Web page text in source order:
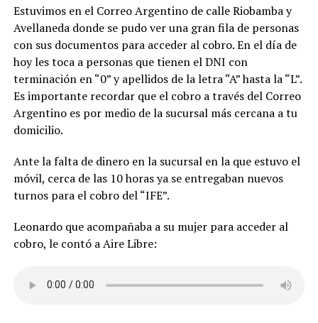
Estuvimos en el Correo Argentino de calle Riobamba y
Avellaneda donde se pudo ver una gran fila de personas
con sus documentos para acceder al cobro. En el día de
hoy les toca a personas que tienen el DNI con
terminación en “0” y apellidos de la letra “A” hasta la “L”.
Es importante recordar que el cobro a través del Correo
Argentino es por medio de la sucursal más cercana a tu
domicilio.
Ante la falta de dinero en la sucursal en la que estuvo el
móvil, cerca de las 10 horas ya se entregaban nuevos
turnos para el cobro del “IFE”.
Leonardo que acompañaba a su mujer para acceder al
cobro, le contó a Aire Libre: